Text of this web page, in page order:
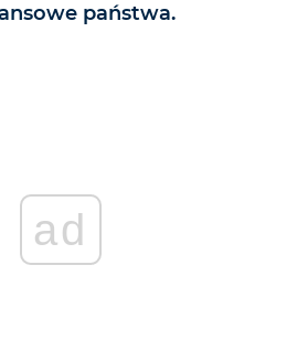
państwa.
ad